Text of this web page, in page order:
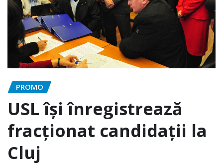
PROMO
USL își înregistrează
fracționat candidații la
Cluj